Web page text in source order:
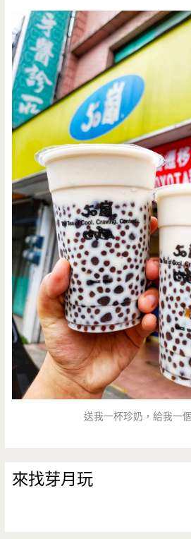
送我一杯珍奶，給我一
來找芽月玩